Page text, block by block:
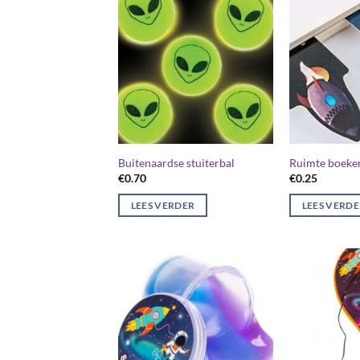
Buitenaardse stuiterbal
€0.70
LEES VERDER
Ruimte
€0.25
LEES